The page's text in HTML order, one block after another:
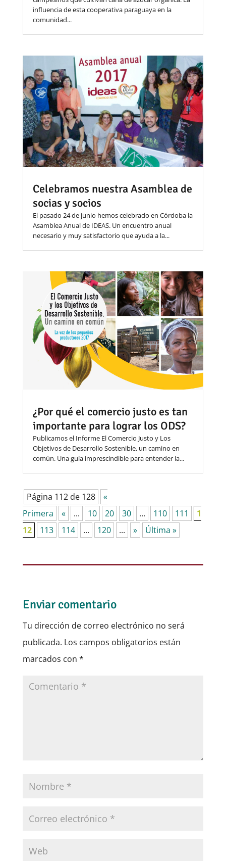
influencia de esta cooperativa paraguaya en la
comunidad...
Celebramos nuestra Asamblea de
socias y socios
El pasado 24 de junio hemos celebrado en Córdoba la
Asamblea Anual de IDEAS. Un encuentro anual
necesario y muy satisfactorio que ayuda a la...
¿Por qué el comercio justo es tan
importante para lograr los ODS?
Publicamos el Informe El Comercio Justo y Los
Objetivos de Desarrollo Sostenible, un camino en
común. Una guía imprescindible para entender la...
Página 112 de 128
«
Primera
« ... 10 20 30 ... 110 111
1
12
113 114 ... 120 ... » Última »
Enviar comentario
Tu dirección de correo electrónico no será
publicada. Los campos obligatorios están
marcados con *